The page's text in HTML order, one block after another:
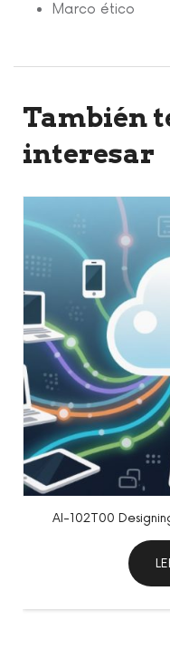
Marco ético
También
interesar
AI-102T00